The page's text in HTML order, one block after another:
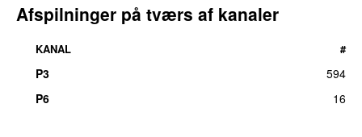
Afspilninger på tværs af kanaler
KANAL #
P3
594
P6
16